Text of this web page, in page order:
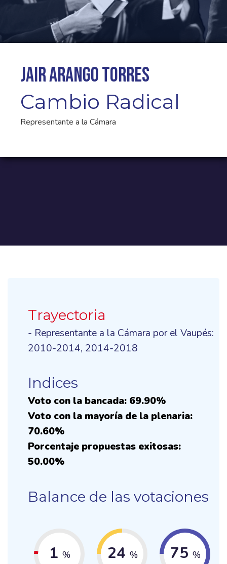
Jair Arango Torres
Cambio Radical
Representante a la Cámara
Trayectoria
- Representante a la Cámara por el Vaupés:
2010-2014, 2014-2018
Indices
Voto con la bancada: 69.90%
Voto con la mayoría de la plenaria:
70.60%
Porcentaje propuestas exitosas:
50.00%
Balance de las votaciones
1 % 24 % 75 %